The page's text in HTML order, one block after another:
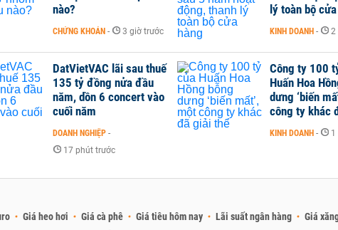
nào?
CHỨNG KHOÁN - 3 giờ trước
lý toàn bộ
KINH DOANH - 2
DatVietVAC lãi sau thuế
135 tỷ đồng nửa đầu
năm, dồn 6 concert vào
cuối năm
DOANH NGHIỆP -
17 phút trước
Công ty 100
Huấn Hoa
dưng ‘biến
công ty khác
KINH DOANH - 1
Giá heo hơi Giá cà phê Giá tiêu hôm nay Lãi suất ngân hàng
Giá